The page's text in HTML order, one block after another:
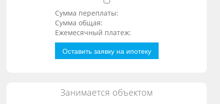
Сумма переплаты:
Сумма общая:
Ежемесячный платеж:
Оставить заявку на ипотеку
Занимается объектом